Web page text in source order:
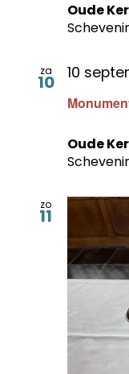
Oude
za
10 10
Oude
zo
11